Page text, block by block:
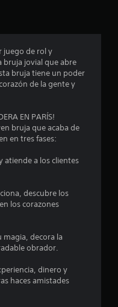
juego de rol y
bruja jovial que abre
bruja tiene un poder
de la gente y
EN PARÍS!
bruja que acaba de
en tres fases:
atiende a los clientes
descubre los
los corazones
magia, decora la
obrador.
dinero y
haces amistades